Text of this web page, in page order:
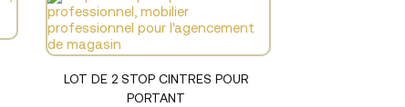
Voir le produit
LOT DE 2 STOP CINTRES POUR
PORTANT